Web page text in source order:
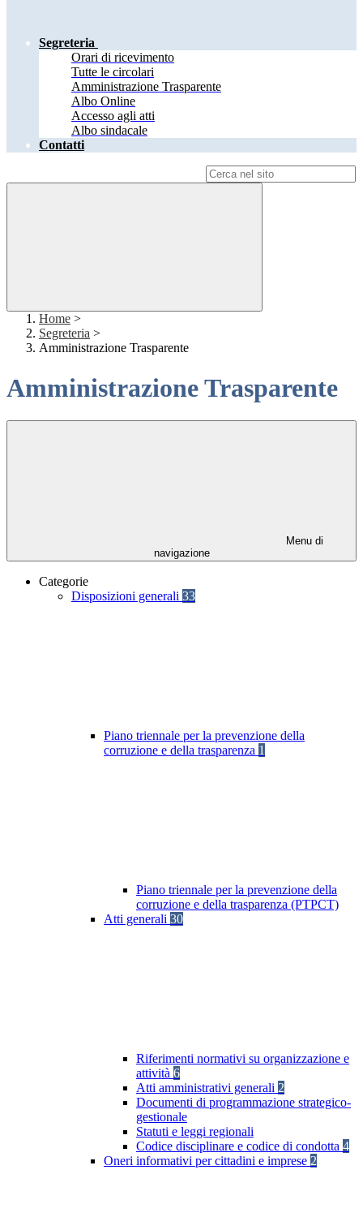
Segreteria
Orari di ricevimento
Tutte le circolari
Amministrazione Trasparente
Albo Online
Accesso agli atti
Albo sindacale
Contatti
Home >
Segreteria >
Amministrazione Trasparente
Amministrazione Trasparente
Menu di
navigazione
Categorie
Disposizioni generali 33
Piano triennale per la prevenzione della
corruzione e della trasparenza 1
Piano triennale per la prevenzione della
corruzione e della trasparenza (PTPCT)
Atti generali 30
Riferimenti normativi su organizzazione e
attività 6
Atti amministrativi generali 2
Documenti di programmazione strategico-
gestionale
Statuti e leggi regionali
Codice disciplinare e codice di condotta 4
Oneri informativi per cittadini e imprese 2